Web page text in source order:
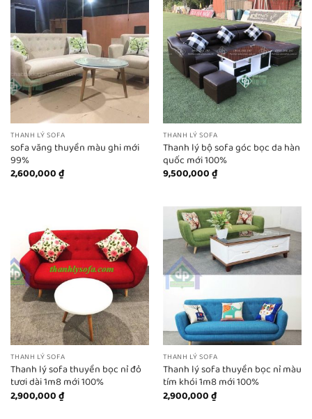
THANH LÝ SOFA
sofa văng thuyền màu ghi mới
99%
2,600,000₫
THANH LÝ SOFA
Thanh lý bộ sofa góc bọc da hàn
quốc mới 100%
9,500,000₫
THANH LÝ SOFA
Thanh lý sofa thuyền bọc nỉ đỏ
tươi dài 1m8 mới 100%
2,900,000₫
THANH LÝ SOFA
Thanh lý sofa thuyền bọc nỉ màu
tím khói 1m8 mới 100%
2,900,000₫